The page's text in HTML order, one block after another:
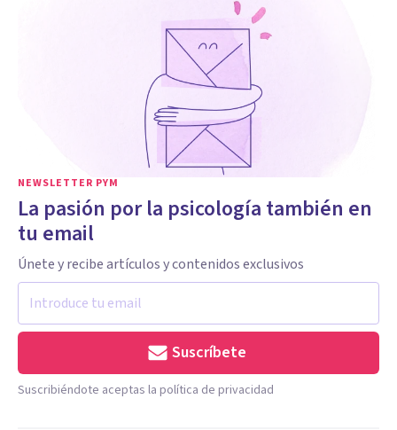
NEWSLETTER PYM
La pasión por la psicología también en
tu email
Únete y recibe artículos y contenidos exclusivos
Suscríbete
Suscribiéndote aceptas la política de privacidad